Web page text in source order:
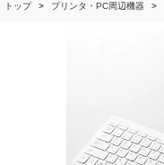
トップ プリンタ・PC周辺機器